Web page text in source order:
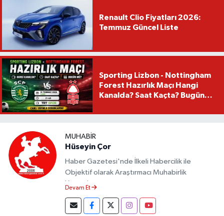
Renault Clio Fiyatları 2026:
Temmuz Güncel Liste
Sporting Lizbon - Nottingham
Forest Hazırlık Maçı Hangi
Kanalda? Saat Kaçta? Bugün
MUHABIR
Hüseyin Çor
Haber Gazetesi'nde İlkeli Habercilik ile
Objektif olarak Araştırmacı Muhabirlik
Yapmaktayım.
Devam Et